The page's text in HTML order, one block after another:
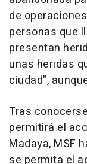
de
personas que
presentan
unas heridas
ciudad",
Tras
permitirá el
Madaya, MSF
se permita el